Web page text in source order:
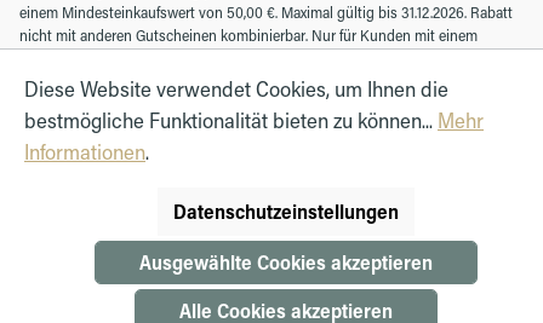
einem Mindesteinkaufswert von 50,00 €. Maximal gültig bis 31.12.2026. Rabatt
nicht mit anderen Gutscheinen kombinierbar. Nur für Kunden mit einem
Diese Website verwendet Cookies, um Ihnen die
bestmögliche Funktionalität bieten zu können... Mehr
Informationen.
Datenschutzeinstellungen
Ausgewählte Cookies akzeptieren
Alle Cookies akzeptieren